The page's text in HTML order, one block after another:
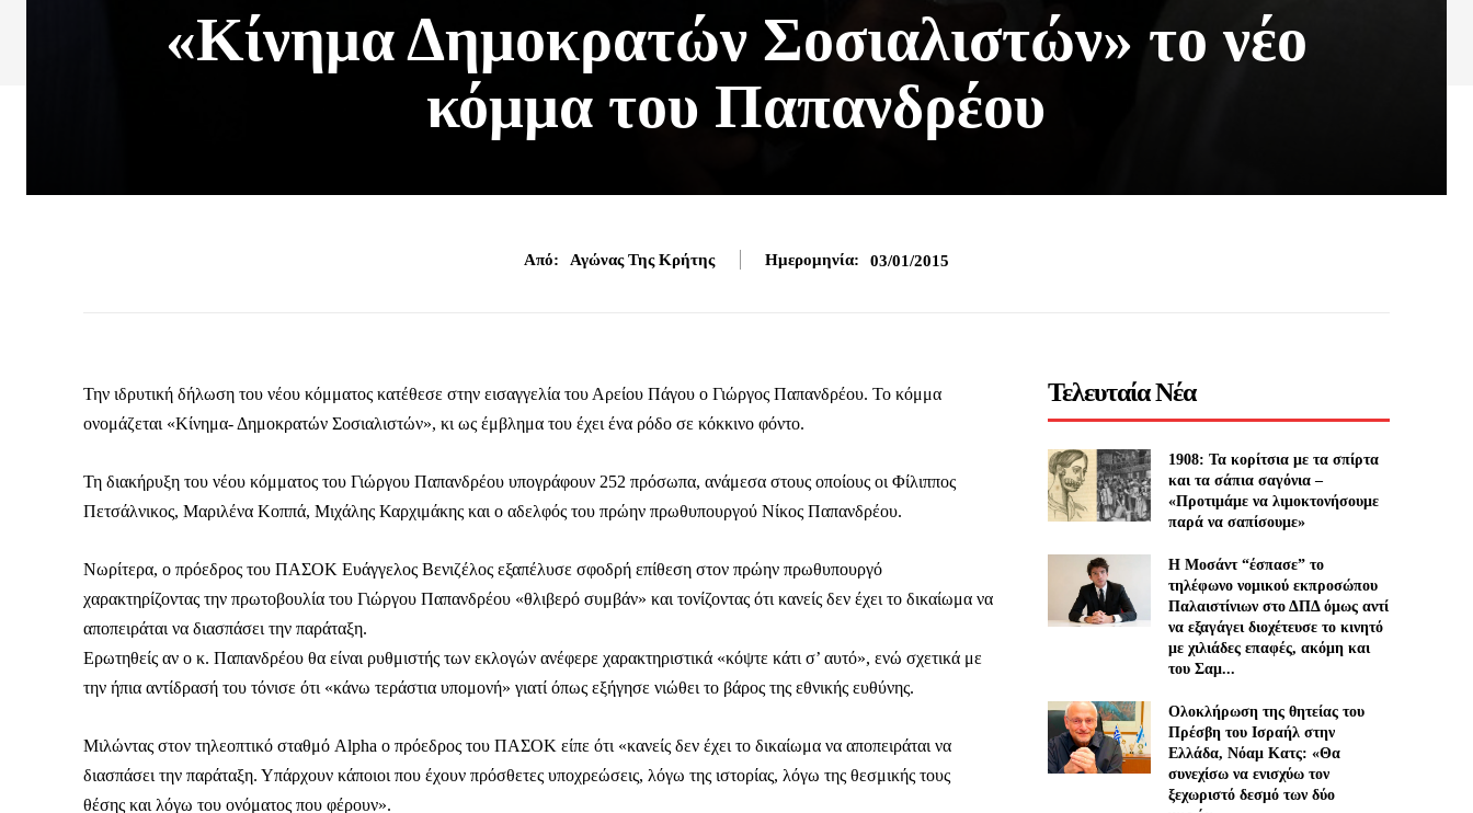
«Κίνημα Δημοκρατών Σοσιαλιστών» το νέο
κόμμα του Παπανδρέου
Από: Αγώνας Της Κρήτης Ημερομηνία: 03/01/2015
Την ιδρυτική δήλωση του νέου κόμματος κατέθεσε στην εισαγγελία του Αρείου Πάγου ο Γιώργος Παπανδρέου. Το κόμμα
ονομάζεται «Κίνημα- Δημοκρατών Σοσιαλιστών», κι ως έμβλημα του έχει ένα ρόδο σε κόκκινο φόντο.
Τη διακήρυξη του νέου κόμματος του Γιώργου Παπανδρέου υπογράφουν 252 πρόσωπα, ανάμεσα στους οποίους οι Φίλιππος
Πετσάλνικος, Μαριλένα Κοππά, Μιχάλης Καρχιμάκης και ο αδελφός του πρώην πρωθυπουργού Νίκος Παπανδρέου.
Νωρίτερα, ο πρόεδρος του ΠΑΣΟΚ Ευάγγελος Βενιζέλος εξαπέλυσε σφοδρή επίθεση στον πρώην πρωθυπουργό
χαρακτηρίζοντας την πρωτοβουλία του Γιώργου Παπανδρέου «θλιβερό συμβάν» και τονίζοντας ότι κανείς δεν έχει το δικαίωμα να
αποπειράται να διασπάσει την παράταξη.
Ερωτηθείς αν ο κ. Παπανδρέου θα είναι ρυθμιστής των εκλογών ανέφερε χαρακτηριστικά «κόψτε κάτι σ’ αυτό», ενώ σχετικά με
την ήπια αντίδρασή του τόνισε ότι «κάνω τεράστια υπομονή» γιατί όπως εξήγησε νιώθει το βάρος της εθνικής ευθύνης.
Μιλώντας στον τηλεοπτικό σταθμό Alpha ο πρόεδρος του ΠΑΣΟΚ είπε ότι «κανείς δεν έχει το δικαίωμα να αποπειράται να
διασπάσει την παράταξη. Υπάρχουν κάποιοι που έχουν πρόσθετες υποχρεώσεις, λόγω της ιστορίας, λόγω της θεσμικής τους
θέσης και λόγω του ονόματος που φέρουν».
Τελευταία Νέα
1908: Τα κορίτσια με τα σπίρτα
και τα σάπια σαγόνια –
«Προτιμάμε να λιμοκτονήσουμε
παρά να σαπίσουμε»
Η Μοσάντ “έσπασε” το
τηλέφωνο νομικού εκπροσώπου
Παλαιστίνιων στο ΔΠΔ όμως αντί
να εξαγάγει διοχέτευσε το κινητό
με χιλιάδες επαφές, ακόμη και
του Σαμ...
Ολοκλήρωση της θητείας του
Πρέσβη του Ισραήλ στην
Ελλάδα, Νόαμ Κατς: «Θα
συνεχίσω να ενισχύω τον
ξεχωριστό δεσμό των δύο